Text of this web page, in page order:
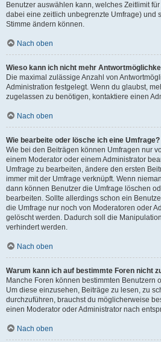
Benutzer auswählen kann, welches Zeitlimit
dabei eine zeitlich unbegrenzte Umfrage) und
Stimme ändern können.
Nach oben
Wieso kann ich nicht mehr
Die maximal zulässige Anzahl von
Administration festgelegt. Wenn du glaubst,
zugelassen zu benötigen, kontaktiere einen
Nach oben
Wie bearbeite oder lösche ich eine Umfrage?
Wie bei den Beiträgen können Umfragen nur
einem Moderator oder einem Administrator
Umfrage zu bearbeiten, ändere den ersten
immer mit der Umfrage verknüpft. Wenn
dann können Benutzer die Umfrage löschen
bearbeiten. Sollte allerdings schon ein
die Umfrage nur noch von Moderatoren oder
gelöscht werden. Dadurch soll die
verhindert werden.
Nach oben
Warum kann ich auf bestimmte Foren nicht
Manche Foren können bestimmten Benutzern
Um diese einzusehen, Beiträge zu lesen, zu
durchzuführen, brauchst du möglicherweise
einen Moderator oder Administrator nach
Nach oben